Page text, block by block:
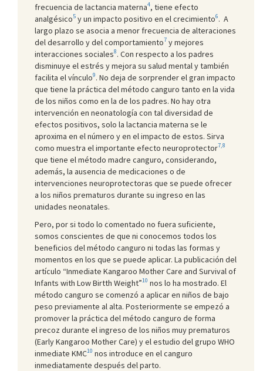
frecuencia de lactancia materna4, tiene efecto
analgésico5 y un impacto positivo en el crecimiento6. A
largo plazo se asocia a menor frecuencia de alteraciones
del desarrollo y del comportamiento7 y mejores
interacciones sociales8. Con respecto a los padres
disminuye el estrés y mejora su salud mental y también
facilita el vínculo9. No deja de sorprender el gran impacto
que tiene la práctica del método canguro tanto en la vida
de los niños como en la de los padres. No hay otra
intervención en neonatología con tal diversidad de
efectos positivos, solo la lactancia materna se le
aproxima en el número y en el impacto de estos. Sirva
como muestra el importante efecto neuroprotector7,8
que tiene el método madre canguro, considerando,
además, la ausencia de medicaciones o de
intervenciones neuroprotectoras que se puede ofrecer
a los niños prematuros durante su ingreso en las
unidades neonatales.
Pero, por si todo lo comentado no fuera suficiente,
somos conscientes de que ni conocemos todos los
beneficios del método canguro ni todas las formas y
momentos en los que se puede aplicar. La publicación del
artículo “Inmediate Kangaroo Mother Care and Survival of
Infants with Low Birtth Weight”10 nos lo ha mostrado. El
método canguro se comenzó a aplicar en niños de bajo
peso previamente al alta. Posteriormente se empezó a
promover la práctica del método canguro de forma
precoz durante el ingreso de los niños muy prematuros
(Early Kangaroo Mother Care) y el estudio del grupo WHO
inmediate KMC10 nos introduce en el canguro
inmediatamente después del parto.